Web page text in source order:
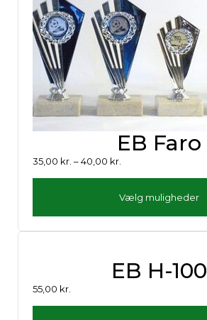
EB Faro
35,00 kr. –40,00 kr.
Vælg muligheder
EB H-100
55,00 kr.